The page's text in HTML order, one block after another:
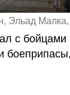
Малка,
с